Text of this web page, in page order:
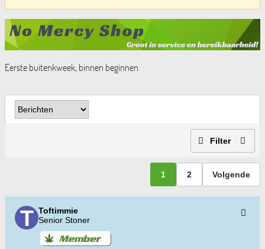
Eerste buitenkweek, binnen beginnen
Filter
1 2 Volgende
Toftimmie
Senior Stoner